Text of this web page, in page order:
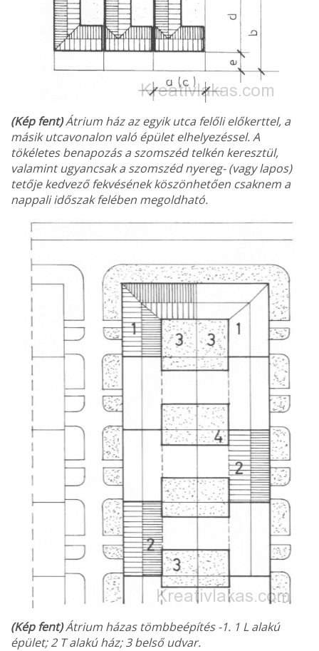
(Kép fent)Átrium ház az egyik utca felőli elő­kerttel, a
másik utcavonalon való épület elhelyezéssel. A
tökéletes benapozás a szomszéd telkén ke­resztül,
valamint ugyancsak a szomszéd nyereg- (vagy lapos)
tetője kedvező fekvésének köszön­hetően csaknem a
nappali időszak felében megoldható.
(Kép fent)Átrium házas tömbbeépítés -1. 1 L alakú
épület; 2 T alakú ház; 3 belső udvar.